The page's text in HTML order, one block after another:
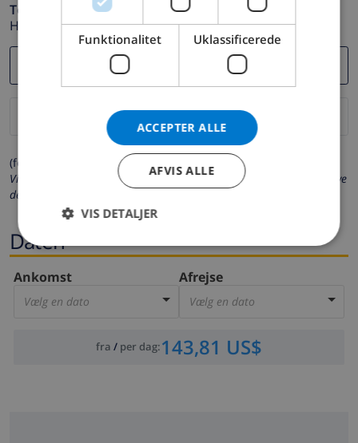
Telefon *
Hvis din e-mail adresse ikke fungerer korrekt.
(felter markeret med * er obligatoriske)
Vi beskytter dit privatliv. Dine personlige oplysninger vil aldrig blive
delt med andre.
Daten
Ankomst
Vælg en dato
Afrejse
Vælg en dato
fra / per dag:143,81 US$
NORWEGIAN
Funktionalitet Uklassificerede
ACCEPTER ALLE
AFVIS ALLE
VIS DETALJER